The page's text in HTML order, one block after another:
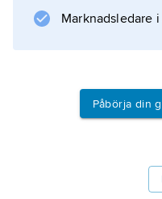
Marknadsledare
Påbörja din